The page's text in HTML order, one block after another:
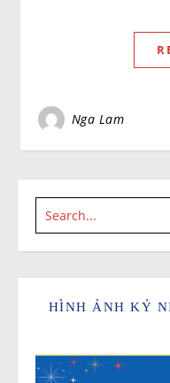
Nga Lam
HÌNH ẢNH KỶ